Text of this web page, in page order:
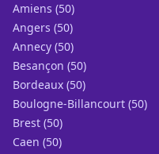
Amiens (50)
Angers (50)
Annecy (50)
Besançon (50)
Bordeaux (50)
Boulogne-Billancourt (50)
Brest (50)
Caen (50)